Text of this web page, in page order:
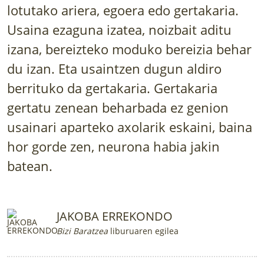
lotutako ariera, egoera edo gertakaria.
Usaina ezaguna izatea, noizbait aditu
izana, bereizteko moduko bereizia behar
du izan. Eta usaintzen dugun aldiro
berrituko da gertakaria. Gertakaria
gertatu zenean beharbada ez genion
usainari aparteko axolarik eskaini, baina
hor gorde zen, neurona habia jakin
batean.
JAKOBA ERREKONDO
Bizi Baratzea liburuaren egilea